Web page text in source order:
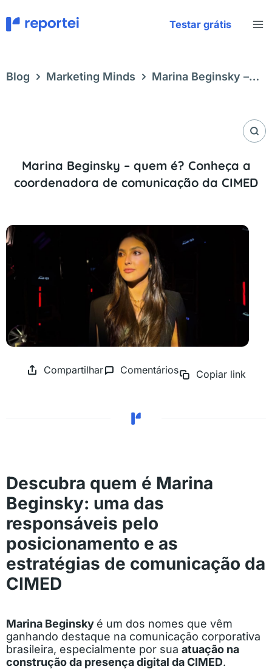
para
Testar grátis
Blog Marketing Minds
Marina Beginsky –
Marina Beginsky – quem é? Conheça a
coordenadora de comunicação da CIMED
Compartilhar Comentários Copiar link
Descubra quem é Marina
Beginsky: uma das
responsáveis pelo
posicionamento e as
estratégias de comunicação da
CIMED
Marina Beginsky é um dos nomes que vêm
ganhando destaque na comunicação corporativa
brasileira, especialmente por sua atuação na
construção da presença digital da CIMED.